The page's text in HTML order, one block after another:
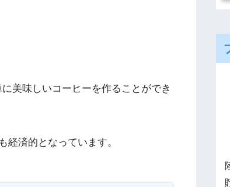
美味しいコーヒーを作ることができ
経済的となっています。